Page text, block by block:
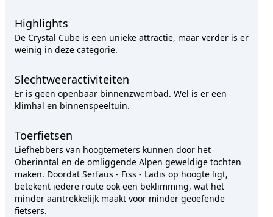
Highlights
De Crystal Cube is een unieke attractie, maar verder is er
weinig in deze categorie.
Slechtweeractiviteiten
Er is geen openbaar binnenzwembad. Wel is er een
klimhal en binnenspeeltuin.
Toerfietsen
Liefhebbers van hoogtemeters kunnen door het
Oberinntal en de omliggende Alpen geweldige tochten
maken. Doordat Serfaus - Fiss - Ladis op hoogte ligt,
betekent iedere route ook een beklimming, wat het
minder aantrekkelijk maakt voor minder geoefende
fietsers.